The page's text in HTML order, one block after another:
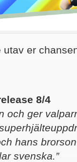
utav er
8/4
och ger
hans
svenska.”